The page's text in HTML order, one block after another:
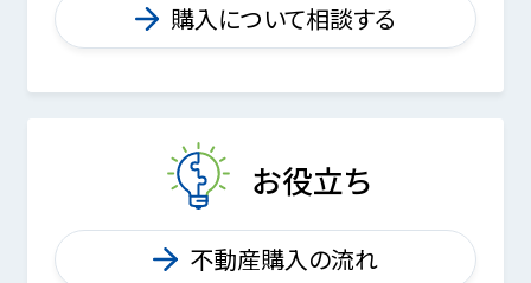
購入について相談する
お役立ち
不動産購入の流れ